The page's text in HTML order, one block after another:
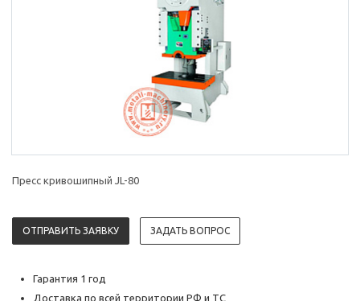
Пресс кривошипный JL-80
ОТПРАВИТЬ ЗАЯВКУ ЗАДАТЬ ВОПРОС
Гарантия 1 год
Доставка по всей территории РФ и ТС